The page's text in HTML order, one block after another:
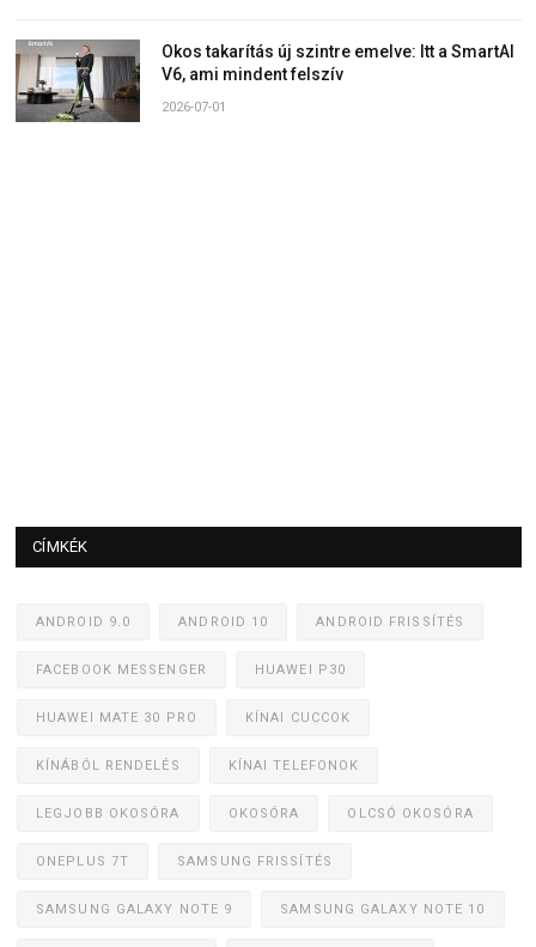
Okos takarítás új szintre emelve: Itt a SmartAI
V6, ami mindent felszív
2026-07-01
CÍMKÉK
ANDROID 9.0 ANDROID 10 ANDROID FRISSÍTÉS
FACEBOOK MESSENGER HUAWEI P30
HUAWEI MATE 30 PRO KÍNAI CUCCOK
KÍNÁBÓL RENDELÉS KÍNAI TELEFONOK
LEGJOBB OKOSÓRA OKOSÓRA OLCSÓ OKOSÓRA
ONEPLUS 7T SAMSUNG FRISSÍTÉS
SAMSUNG GALAXY NOTE 9 SAMSUNG GALAXY NOTE 10